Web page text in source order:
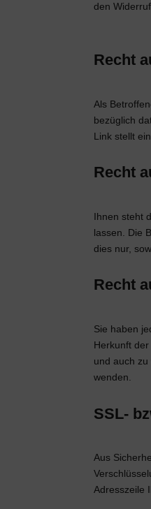
den
Recht
Als
bezüglich
Link stellt
Recht
Ihnen steht
lassen. Die
dies nur,
Recht
Sie haben
Herkunft
und auch
wenden.
SSL-
Aus
Adresszeile